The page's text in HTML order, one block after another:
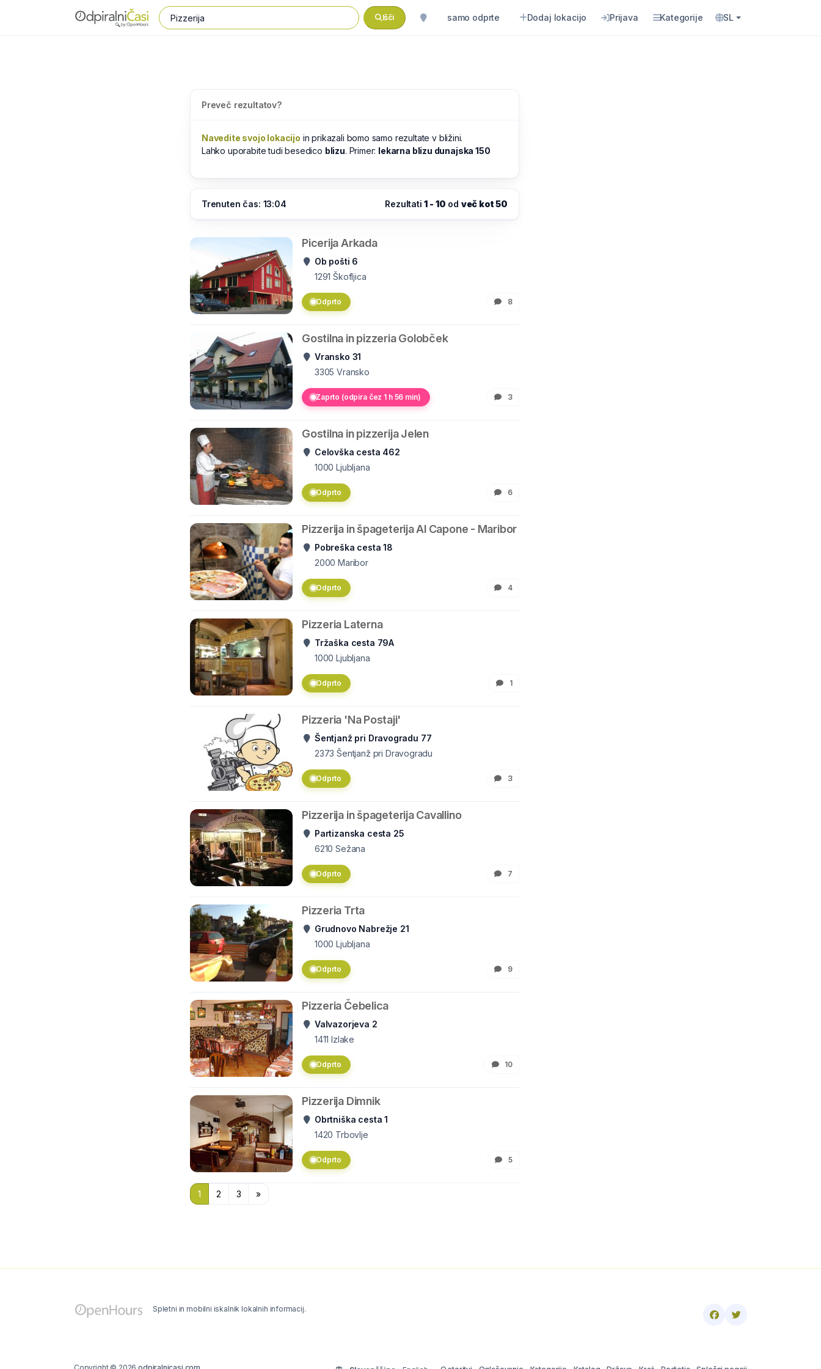
Išči samo odprte Dodaj lokacijo Prijava Kategorije SL
Preveč rezultatov?
Navedite svojo lokacijo in prikazali bomo samo rezultate v bližini.
Lahko uporabite tudi besedico blizu. Primer: lekarna blizu dunajska 150
Trenuten čas: 13:04 Rezultati1 - 10 od več kot 50
Picerija Arkada
Ob pošti 6
1291 Škofljica
Odprto 8
Gostilna in pizzeria Golobček
Vransko 31
3305 Vransko
Zaprto (odpira čez 1 h 56 min) 3
Gostilna in pizzerija Jelen
Celovška cesta 462
1000 Ljubljana
Odprto 6
Pizzerija in špageterija Al Capone - Maribor
Pobreška cesta 18
2000 Maribor
Odprto 4
Pizzeria Laterna
Tržaška cesta 79A
1000 Ljubljana
Odprto 1
Pizzeria 'Na Postaji'
Šentjanž pri Dravogradu 77
2373 Šentjanž pri Dravogradu
Odprto 3
Pizzerija in špageterija Cavallino
Partizanska cesta 25
6210 Sežana
Odprto 7
Pizzeria Trta
Grudnovo Nabrežje 21
1000 Ljubljana
Odprto 9
Pizzeria Čebelica
Valvazorjeva 2
1411 Izlake
Odprto 10
Pizzerija Dimnik
Obrtniška cesta 1
1420 Trbovlje
Odprto 5
1 2 3 »
Spletni in mobilni iskalnik lokalnih informacij.